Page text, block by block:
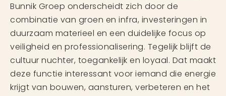
Bunnik Groep onderscheidt zich door de
combinatie van groen en infra, investeringen in
duurzaam materieel en een duidelijke focus op
veiligheid en professionalisering. Tegelijk blijft de
cultuur nuchter, toegankelijk en loyaal. Dat maakt
deze functie interessant voor iemand die energie
krijgt van bouwen, aansturen, verbeteren en het